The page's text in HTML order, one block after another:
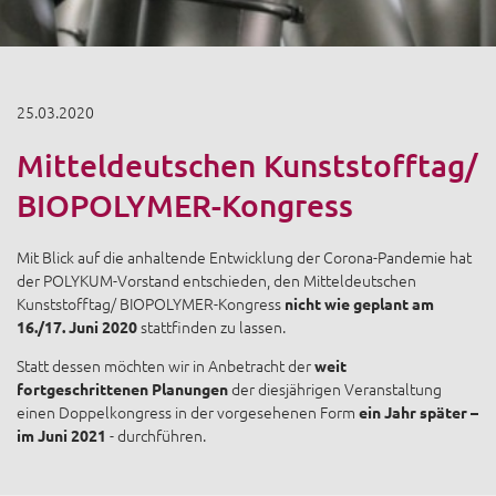
25.03.2020
Mitteldeutschen Kunststofftag/
BIOPOLYMER-Kongress
Mit Blick auf die anhaltende Entwicklung der Corona-Pandemie hat
der POLYKUM-Vorstand entschieden, den Mitteldeutschen
Kunststofftag/ BIOPOLYMER-Kongress nicht wie geplant am
16./17. Juni 2020stattfinden zu lassen.
Statt dessen möchten wir in Anbetracht derweit
fortgeschrittenen Planungender diesjährigen Veranstaltung
einen Doppelkongress in der vorgesehenen Form ein Jahr später –
im Juni 2021 - durchführen.